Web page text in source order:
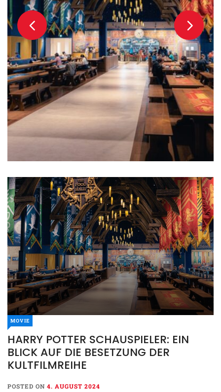
MOVIE
HARRY POTTER
SCHAUSPIELER: EIN BLICK
AUF DIE BESETZUNG DER
KULTFILMREIHE
MOVIE
HARRY POTTER SCHAUSPIELER: EIN
BLICK AUF DIE BESETZUNG DER
KULTFILMREIHE
POSTED ON 4. AUGUST 2024